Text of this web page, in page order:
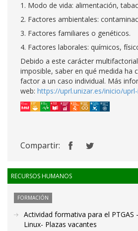
1. Modo de vida: alimentación,
2. Factores ambientales:
3. Factores familiares o genéticos.
4. Factores laborales: químicos,
Debido a este carácter
imposible, saber en qué medida ha
factor a un caso individual. Más
web: https://uprl.unizar.es/inicio/
Compartir:
RECURSOS HUMANOS
FORMACIÓN
Actividad formativa para el PTGAS
Linux- Plazas vacantes